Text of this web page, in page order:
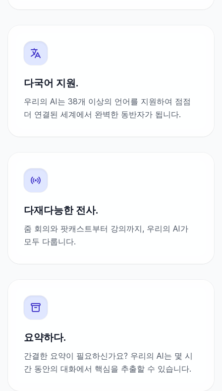
다국어 지원.
우리의 AI는 38개 이상의 언어를 지원하여 점점
더 연결된 세계에서 완벽한 동반자가 됩니다.
다재다능한 전사.
줌 회의와 팟캐스트부터 강의까지, 우리의 AI가
모두 다룹니다.
요약하다.
간결한 요약이 필요하신가요? 우리의 AI는 몇 시
간 동안의 대화에서 핵심을 추출할 수 있습니다.